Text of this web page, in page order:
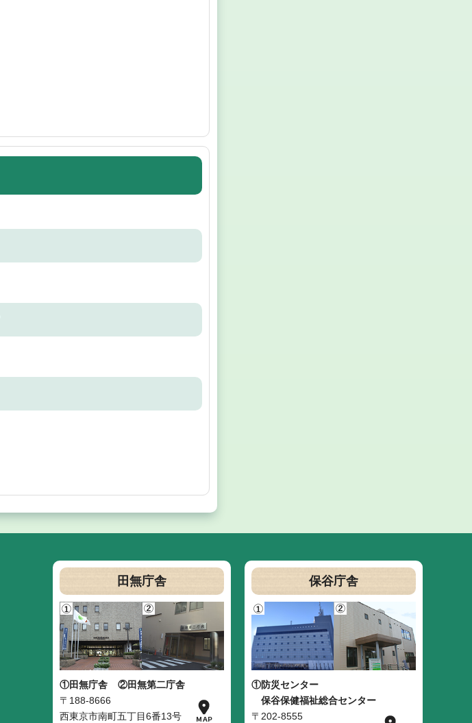
田無庁舎
①田無庁舎
②田無第二庁舎
〒188-8666
西東京市南町五丁目6番13号
保谷庁舎
①防災センター
保谷保健福祉総合センター
〒202-8555